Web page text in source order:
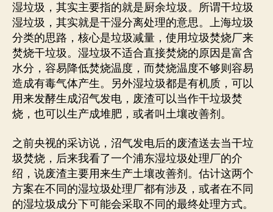
湿垃圾，其实主要指的就是厨余垃圾。所谓干垃圾
湿垃圾，其实就是干湿分离处理的意思。上海垃圾
分类的思路，核心是垃圾减量，使用垃圾焚烧厂来
焚烧干垃圾。湿垃圾不适合直接焚烧的原因是富含
水分，容易降低焚烧温度，而焚烧温度不够则容易
造成有毒气体产生。另外湿垃圾都是有机质，可以
用来发酵生成沼气发电，废渣可以当作干垃圾焚
烧，也可以生产成堆肥，或者叫土壤改善剂。
之前央视的采访说，沼气发电后的废渣送去当干垃
圾焚烧，后来我看了一个浦东湿垃圾处理厂的介
绍，说废渣主要用来生产土壤改善剂。估计这两个
方案在不同的湿垃圾处理厂都有涉及，或者在不同
的湿垃圾成分下可能会采取不同的最终处理方式。